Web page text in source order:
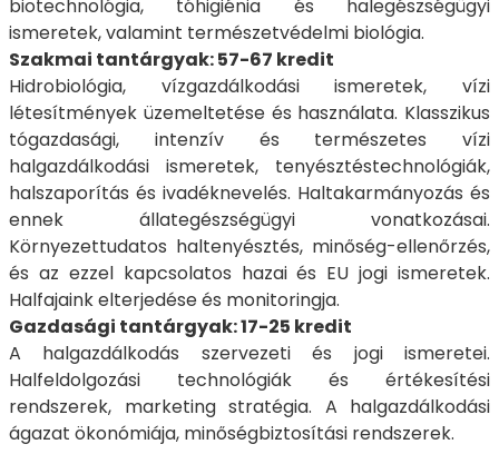
biotechnológia, tóhigiénia és halegészségügyi
ismeretek, valamint természetvédelmi biológia.
Szakmai tantárgyak: 57-67 kredit
Hidrobiológia, vízgazdálkodási ismeretek, vízi
létesítmények üzemeltetése és használata. Klasszikus
tógazdasági, intenzív és természetes vízi
halgazdálkodási ismeretek, tenyésztéstechnológiák,
halszaporítás és ivadéknevelés. Haltakarmányozás és
ennek állategészségügyi vonatkozásai.
Környezettudatos haltenyésztés, minőség-ellenőrzés,
és az ezzel kapcsolatos hazai és EU jogi ismeretek.
Halfajaink elterjedése és monitoringja.
Gazdasági tantárgyak: 17-25 kredit
A halgazdálkodás szervezeti és jogi ismeretei.
Halfeldolgozási technológiák és értékesítési
rendszerek, marketing stratégia. A halgazdálkodási
ágazat ökonómiája, minőségbiztosítási rendszerek.